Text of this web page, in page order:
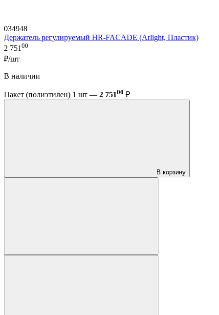
034948
Держатель регулируемый HR-FACADE (Arlight, Пластик)
2 75100
₽/шт
В наличии
Пакет (полиэтилен) 1 шт — 2 75100 ₽
В корзину